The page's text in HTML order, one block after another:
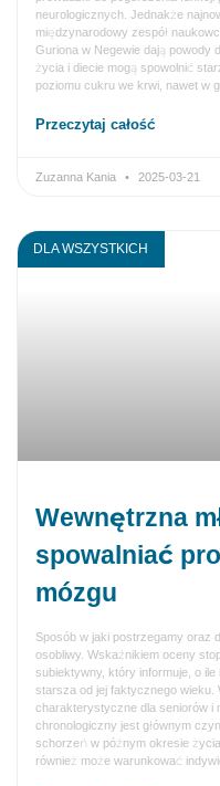
neurologicznych. Jednakże
międzynarodowy zespół
Guriona w Negewie dają powody
życia i diecie mogą spowolnić
poziomu cukru we krwi, nawet w
Przeczytaj całość
Zuzanna Kania 2025-03-21
DLA WSZYSTKICH
Wewnętrzna
spowalniać
mózgu
Sposób w jaki postrzegamy oraz
osobliwy. Wskaźnikiem oceny
subiektywny, który informuje, o ile
starsza od jej faktycznego wieku.
charakterystyczne dla seniorów i
chronologiczny jest głównym
schorzeń w późnym okresie
również może warunkować